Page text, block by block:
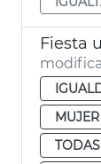
Fiesta